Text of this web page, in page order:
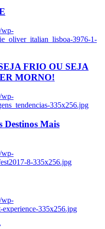
wp-
3976-1-
FRIO OU SEJA
MORNO!
wp-
335x256.jpg
Destinos Mais
wp-
8-335x256.jpg
wp-
experience-335x256.jpg